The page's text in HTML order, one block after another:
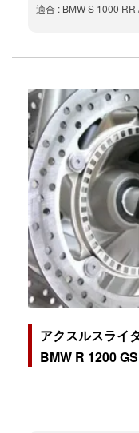
適合 : BMW S 1000 RR
アクスルスライ
BMW R 1200 GS